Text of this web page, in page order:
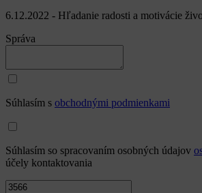
6.12.2022 - Hľadanie radosti a motivácie
Správa
Súhlasím s obchodnými podmienkami
Súhlasím so spracovaním osobných údajov
účely kontaktovania